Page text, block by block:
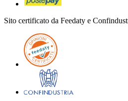
Sito certificato da Feedaty e